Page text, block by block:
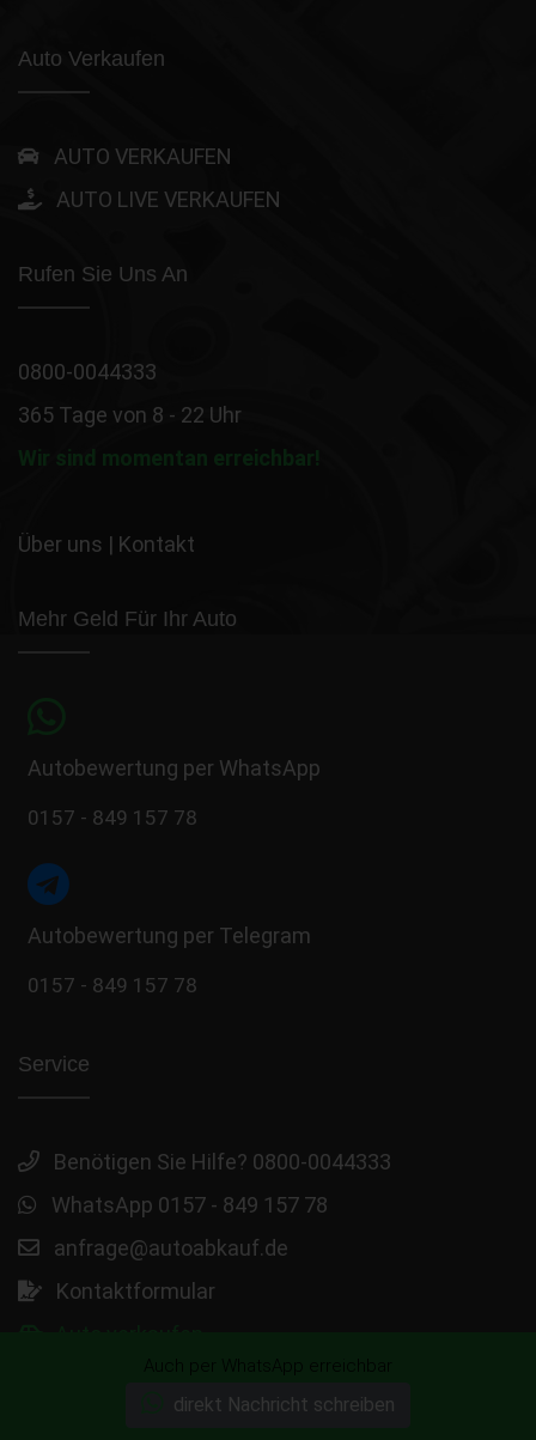
Auto Verkaufen
AUTO VERKAUFEN
AUTO LIVE VERKAUFEN
Rufen Sie Uns An
0800-0044333
365 Tage von 8 - 22 Uhr
Wir sind momentan erreichbar!
Über uns | Kontakt
Mehr Geld Für Ihr Auto
Autobewertung per WhatsApp
0157 - 849 157 78
Autobewertung per Telegram
0157 - 849 157 78
Service
Benötigen Sie Hilfe? 0800-0044333
WhatsApp 0157 - 849 157 78
anfrage@autoabkauf.de
Kontaktformular
Auch per WhatsApp erreichbar
direkt Nachricht schreiben